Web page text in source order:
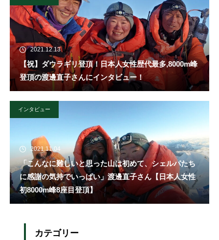
2021.12.13
【祝】ダウラギリ登頂！日本人女性歴代最多,8000m峰
登頂の渡邊直子さんにインタビュー！
インタビュー
2021.11.04
「こんなに難しいと思った山は初めて、シェルパたち
に感謝の気持でいっぱい」渡邊直子さん【日本人女性
初8000m峰8座目登頂】
カテゴリー